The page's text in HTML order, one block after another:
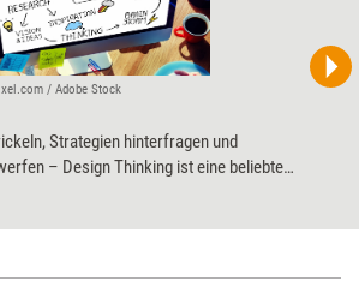
/ Adobe Stock
Strategien hinterfragen und
– Design Thinking ist eine beliebte